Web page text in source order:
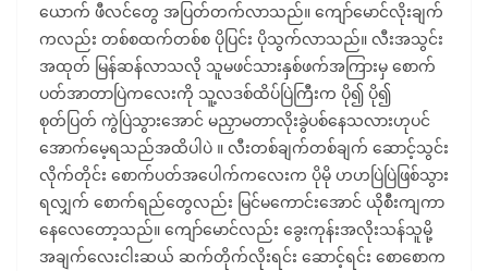
ယောက် ဖီလင်တွေ အပြတ်တက်လာသည်။ ကျော်မောင်လိုးချက်
ကလည်း တစ်စထက်တစ်စ ပိုပြင်း ပိုသွက်လာသည်။ လီးအသွင်း
အထုတ် မြန်ဆန်လာသလို သူမဖင်သားနှစ်ဖက်အကြားမှ စောက်
ပတ်အာတာပြဲကလေးကို သူ့လဒစ်ထိပ်ပြဲကြီးက ပို၍ ပို၍
စုတ်ပြတ် ကွဲပြဲသွားအောင် မညှာမတာလိုးခွဲပစ်နေသလားဟုပင်
အောက်မေ့ရသည်အထိပါပဲ ။ လီးတစ်ချက်တစ်ချက် ဆောင့်သွင်း
လိုက်တိုင်း စောက်ပတ်အပေါက်ကလေးက ပိုမို ဟဟပြဲပြဲဖြစ်သွား
ရလျှက် စောက်ရည်တွေလည်း မြင်မကောင်းအောင် ယိုစီးကျကာ
နေလေတော့သည်။ ကျော်မောင်လည်း ခွေးကုန်းအလိုးသန်သူမို့
အချက်လေးငါးဆယ် ဆက်တိုက်လိုးရင်း ဆောင့်ရင်း စောစောက